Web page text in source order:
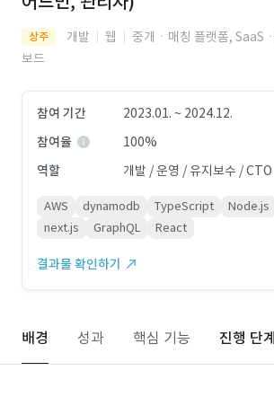
상주 개발 웹
중개ㆍ매칭 플랫폼, SaaS
보드
참여 기간
2023.01. ~ 2024.12.
참여율
100%
역할
개발 / 운영 / 유지보수 / CTO
AWS dynamodb TypeScript Node.js
next.js
GraphQL React
결과물 확인하기
배경 성과 핵심 기능 진행 단계